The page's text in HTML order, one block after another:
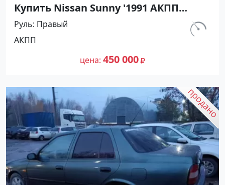
Купить Nissan Sunny '1991 АКПП
(1400/75 л.с.) Бензин инжектор
Мостовской цвет Черный Седан по
цене 450000 рублей, объявление
№27489 на сайте Авторынок23
км.
Руль Правый
АКПП
цена 450 000